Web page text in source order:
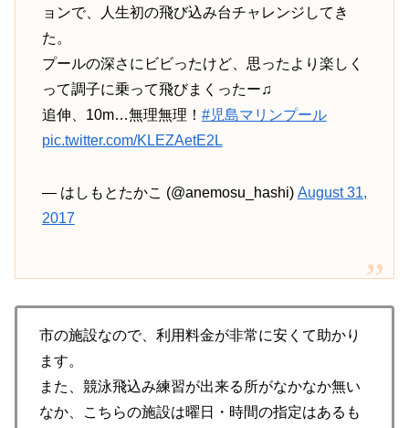
ョンで、人生初の飛び込み台チャレンジしてき
た。
プールの深さにビビったけど、思ったより楽しく
って調子に乗って飛びまくったー♫
追伸、10m…無理無理！ #児島マリンプール
pic.twitter.com/KLEZAetE2L
— はしもとたかこ (@anemosu_hashi) August 31,
2017
市の施設なので、利用料金が非常に安くて助かり
ます。
また、競泳飛込み練習が出来る所がなかなか無い
なか、こちらの施設は曜日・時間の指定はあるも